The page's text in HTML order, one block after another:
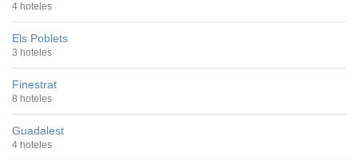
4 hoteles
Els Poblets
3 hoteles
Finestrat
8 hoteles
Guadalest
4 hoteles